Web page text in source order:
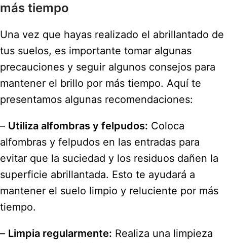
más tiempo
Una vez que hayas realizado el abrillantado de
tus suelos, es importante tomar algunas
precauciones y seguir algunos consejos para
mantener el brillo por más tiempo. Aquí te
presentamos algunas recomendaciones:
– Utiliza alfombras y felpudos: Coloca
alfombras y felpudos en las entradas para
evitar que la suciedad y los residuos dañen la
superficie abrillantada. Esto te ayudará a
mantener el suelo limpio y reluciente por más
tiempo.
– Limpia regularmente: Realiza una limpieza